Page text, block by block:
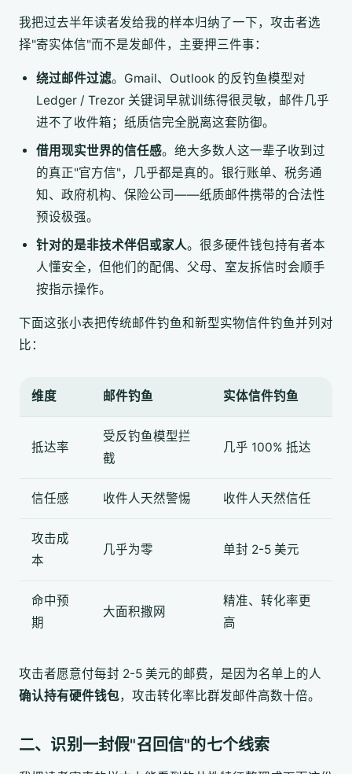
我把过去半年读者发给我的样本归纳了一下，攻击者选
择"寄实体信"而不是发邮件，主要押三件事：
绕过邮件过滤。Gmail、Outlook 的反钓鱼模型对
Ledger / Trezor 关键词早就训练得很灵敏，邮件几乎
进不了收件箱；纸质信完全脱离这套防御。
借用现实世界的信任感。绝大多数人这一辈子收到过
的真正"官方信"，几乎都是真的。银行账单、税务通
知、政府机构、保险公司——纸质邮件携带的合法性
预设极强。
针对的是非技术伴侣或家人。很多硬件钱包持有者本
人懂安全，但他们的配偶、父母、室友拆信时会顺手
按指示操作。
下面这张小表把传统邮件钓鱼和新型实物信件钓鱼并列对
比：
维度 邮件钓鱼 实体信件钓鱼
抵达率
受反钓鱼模型拦
截
几乎 100% 抵达
信任感 收件人天然警惕 收件人天然信任
攻击成
本
几乎为零 单封 2-5 美元
命中预
期
大面积撒网
精准、转化率更
高
攻击者愿意付每封 2-5 美元的邮费，是因为名单上的人
确认持有硬件钱包，攻击转化率比群发邮件高数十倍。
二、识别一封假"召回信"的七个线索